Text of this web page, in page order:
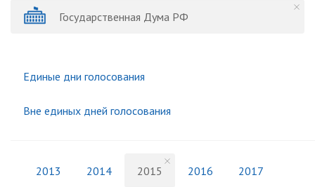
Государственная Дума РФ
Единые дни голосования
Вне единых дней голосования
2013 2014 2015 2016 2017